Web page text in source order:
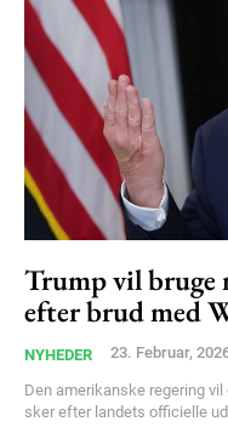
Free limited
Gratis /
Trump vil bruge
efter brud med
NYHEDER 23. Februar,
Den amerikanske regering
sker efter landets officielle